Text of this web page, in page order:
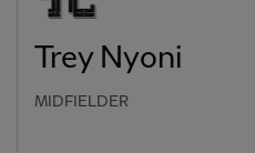
Trey Nyoni
MIDFIELDER